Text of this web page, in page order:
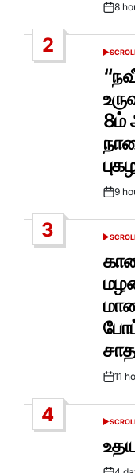
Post
8
2
POSTED
IN
8ம்
Post
9
3
POSTED
Post
11
4
POSTED